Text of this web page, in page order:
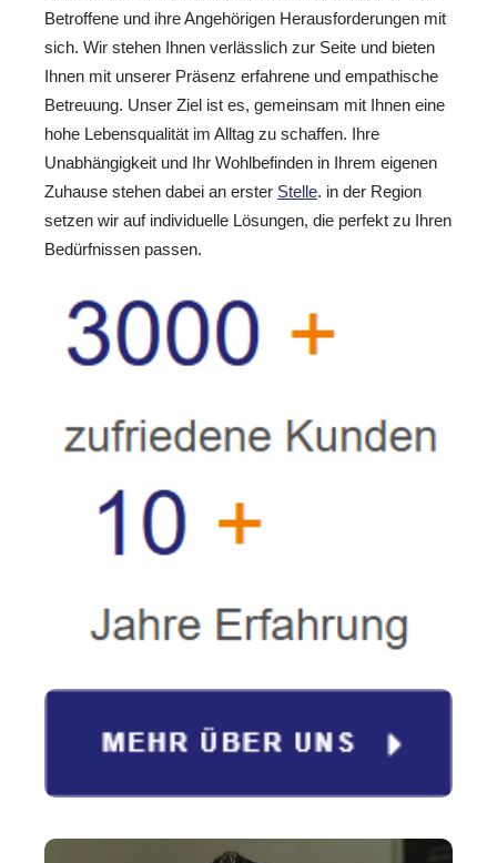
Betroffene und ihre Angehörigen Herausforderungen mit
sich. Wir stehen Ihnen verlässlich zur Seite und bieten
Ihnen mit unserer Präsenz erfahrene und empathische
Betreuung. Unser Ziel ist es, gemeinsam mit Ihnen eine
hohe Lebensqualität im Alltag zu schaffen. Ihre
Unabhängigkeit und Ihr Wohlbefinden in Ihrem eigenen
Zuhause stehen dabei an erster Stelle. in der Region
setzen wir auf individuelle Lösungen, die perfekt zu Ihren
Bedürfnissen passen.